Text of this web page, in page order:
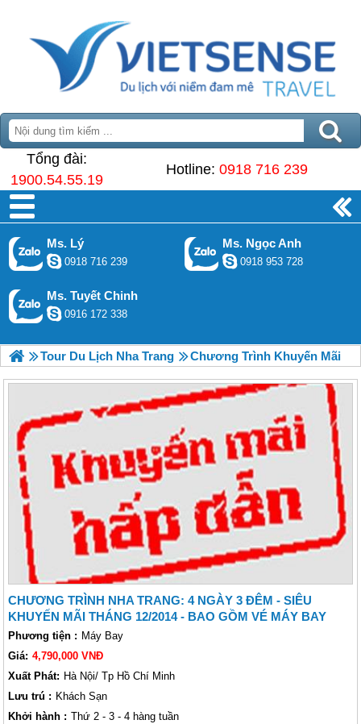
Tổng đài:
1900.54.55.19
Hotline: 0918 716 239
Ms. Lý
0918 716 239
Ms. Ngọc Anh
0918 953 728
Ms. Tuyết Chinh
0916 172 338
Tour Du Lịch Nha Trang Chương Trình Khuyến Mãi
CHƯƠNG TRÌNH NHA TRANG: 4 NGÀY 3 ĐÊM - SIÊU
KHUYẾN MÃI THÁNG 12/2014 - BAO GỒM VÉ MÁY BAY
KHỨ HỒI.
Phương tiện : Máy Bay
Giá: 4,790,000 VNĐ
Xuất Phát: Hà Nội/ Tp Hồ Chí Minh
Lưu trú : Khách Sạn
Khởi hành : Thứ 2 - 3 - 4 hàng tuần